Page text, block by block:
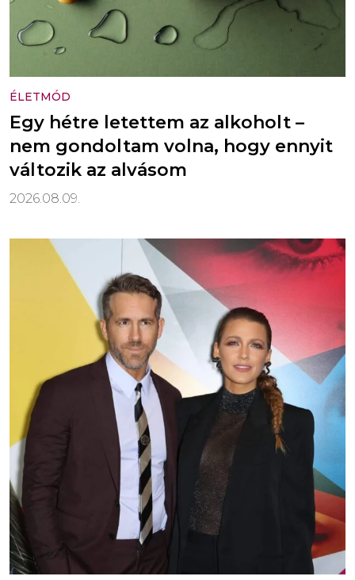
ÉLETMÓD
Egy hétre letettem az alkoholt –
nem gondoltam volna, hogy ennyit
változik az alvásom
2026.08.09.